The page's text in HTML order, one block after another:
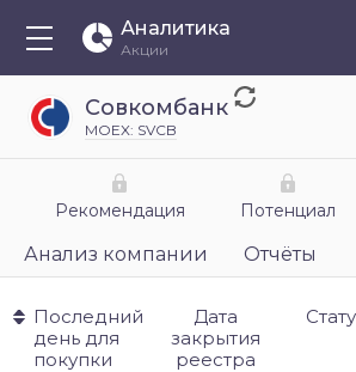
Аналитика
Акции
Совкомбанк
MOEX: SVCB
Рекомендация Потенциал
Анализ компании Отчёты
Последний
день для
покупки
Дата
закрытия
реестра